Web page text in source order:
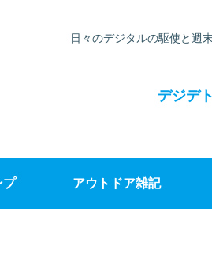
日々のデジタルの駆使と週
デジデト
プ アウトドア雑記